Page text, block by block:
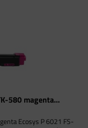
580 magenta...
Ecosys P 6021 FS-